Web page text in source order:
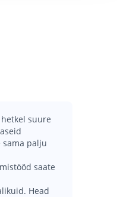
suure
sama palju
saate
Head